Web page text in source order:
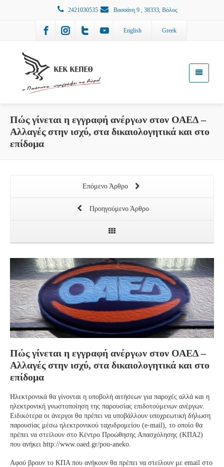
2421030535 Βασσάνη 9 , 38333, Βόλος
English Greek
Πώς γίνεται η εγγραφή ανέργων στον ΟΑΕΔ –
Αλλαγές στην ισχύ, στα δικαιολογητικά και στο
επίδομα
Επόμενο Άρθρο
Προηγούμενο Άρθρο
Πώς γίνεται η εγγραφή ανέργων στον ΟΑΕΔ –
Αλλαγές στην ισχύ, στα δικαιολογητικά και στο
επίδομα
Ηλεκτρονικά θα γίνονται η υποβολή αιτήσεων για παροχές αλλά και η
ηλεκτρονική γνωστοποίηση της παρουσίας επιδοτούμενων ανέργων.
Ειδικότερα οι άνεργοι θα πρέπει να υποβάλλουν υποχρεωτική δήλωση
παρουσίας μέσω ηλεκτρονικού ταχυδρομείου (e-mail), το οποίο θα
πρέπει να στείλουν στο Κέντρο Προώθησης Απασχόλησης (ΚΠΑ2)
που ανήκει http://www.oaed.gr/pou-aneko.
Αφού βρουν το ΚΠΑ που ανήκουν θα πρέπει να στείλουν με email στο